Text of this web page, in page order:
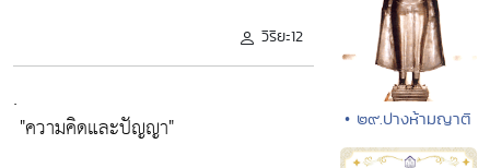
วิริยะ12
.
"ความคิดและปัญญา"
• ๒๙.ปางห้ามญาติ